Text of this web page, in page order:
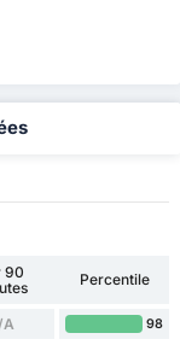
90
Percentile
A 98